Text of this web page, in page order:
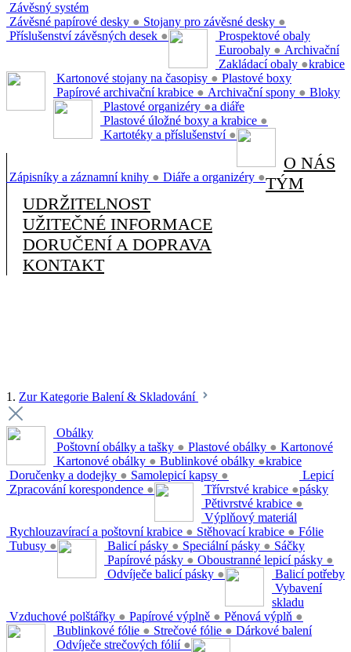
Závěsný systém
Závěsné papírové desky ● Stojany pro závěsné desky ●
Příslušenství závěsných desek ●
Prospektové obaly
Euroobaly ●
Zakládací obaly ●
Archivační
krabice
Kartonové stojany na časopisy ●
Papírové archivační krabice ● Archivační spony ●
Plastové boxy
Plastové organizéry ●
Plastové úložné boxy a krabice ●
Kartotéky a příslušenství ●
Bloky
a diáře
Zápisníky a záznamní knihy ● Diáře a organizéry ●
O NÁS
TÝM
UDRŽITELNOST
UŽITEČNÉ INFORMACE
DORUČENÍ A DOPRAVA
KONTAKT
1. Zur Kategorie Balení & Skladování
Obálky
Poštovní obálky a tašky ● Plastové obálky ●
Kartonové obálky ● Bublinkové obálky ●
Doručenky a dodejky ● Samolepicí kapsy ●
Zpracování korespondence ●
Kartonové
krabice
Třívrstvé krabice ●
Pětivrstvé krabice ●
Rychlouzavírací a poštovní krabice ● Stěhovací krabice ●
Tubusy ●
Lepicí
pásky
Balicí pásky ● Speciální pásky ●
Papírové pásky ● Oboustranné lepicí pásky ●
Odvíječe balicí pásky ●
Výplňový materiál
Vzduchové polštářky ● Papírové výplně ● Pěnová výplň ●
Fólie
Bublinkové fólie ● Strečové fólie ●
Odvíječe strečových fólií ●
Sáčky
Balicí potřeby
Vybavení
skladu
Dárkové balení